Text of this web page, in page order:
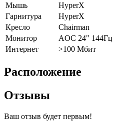
Мышь
HyperX
Гарнитура
HyperX
Кресло
Chairman
Монитор
AOC 24" 144Гц
Интернет
>100 Мбит
Расположение
Отзывы
Ваш отзыв будет первым!